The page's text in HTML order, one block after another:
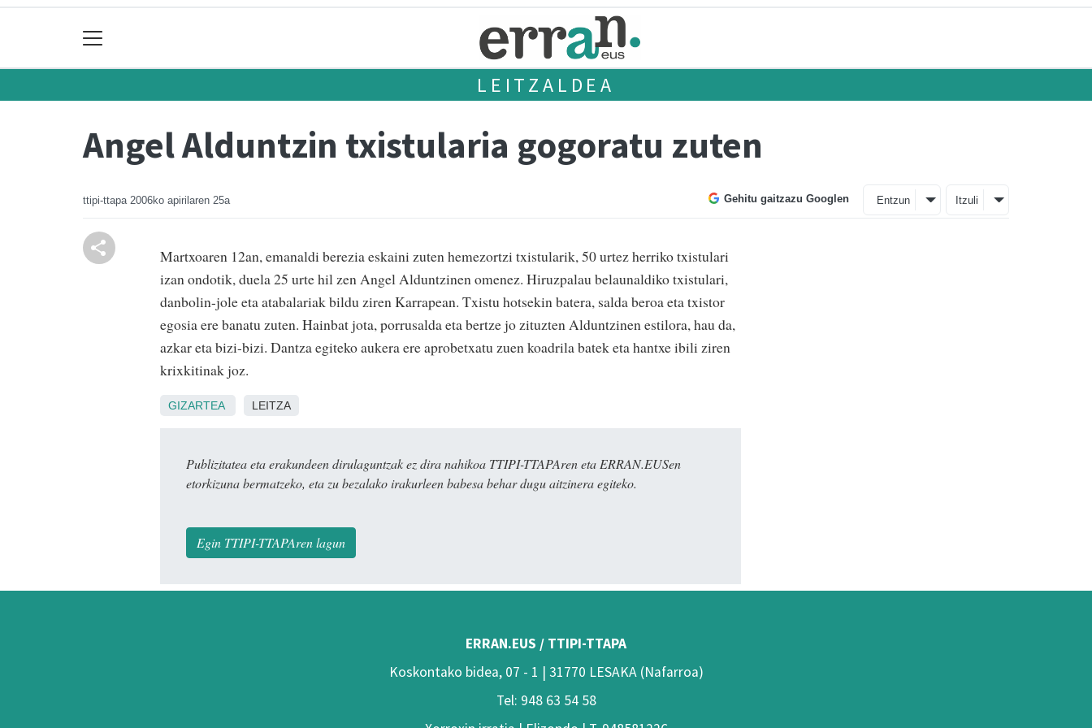
LEITZALDEA
Angel Alduntzin txistularia gogoratu zuten
ttipi-ttapa 2006ko apirilaren 25a Gehitu gaitzazu Googlen Entzun Itzuli
Martxoaren 12an, emanaldi berezia eskaini zuten hemezortzi txistularik, 50 urtez herriko txistulari
izan ondotik, duela 25 urte hil zen Angel Alduntzinen omenez. Hiruzpalau belaunaldiko txistulari,
danbolin-jole eta atabalariak bildu ziren Karrapean. Txistu hotsekin batera, salda beroa eta txistor
egosia ere banatu zuten. Hainbat jota, porrusalda eta bertze jo zituzten Alduntzinen estilora, hau da,
azkar eta bizi-bizi. Dantza egiteko aukera ere aprobetxatu zuen koadrila batek eta hantxe ibili ziren
krixkitinak joz.
GIZARTEA LEITZA
Publizitatea eta erakundeen dirulaguntzak ez dira nahikoa TTIPI-TTAPAren eta ERRAN.EUSen
etorkizuna bermatzeko, eta zu bezalako irakurleen babesa behar dugu aitzinera egiteko.
Egin TTIPI-TTAPAren lagun
ERRAN.EUS / TTIPI-TTAPA
Koskontako bidea, 07 - 1 | 31770 LESAKA (Nafarroa)
Tel: 948 63 54 58